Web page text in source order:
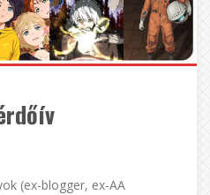
(ex-blogger, ex-AA